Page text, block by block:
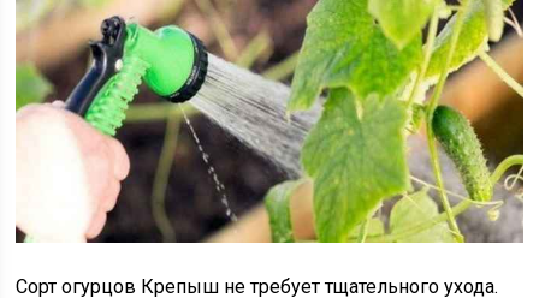
Сорт огурцов Крепыш не требует тщательного ухода.